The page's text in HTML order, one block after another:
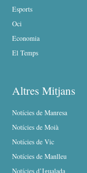
Esports
Oci
Economia
El Temps
Altres Mitjans
Notícies de Manresa
Notícies de Moià
Notícies de Vic
Notícies de Manlleu
Notícies d’Igualada